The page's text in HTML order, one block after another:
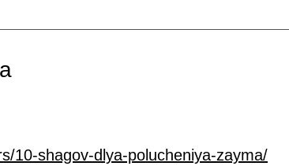
10-shagov-dlya-polucheniya-zayma/